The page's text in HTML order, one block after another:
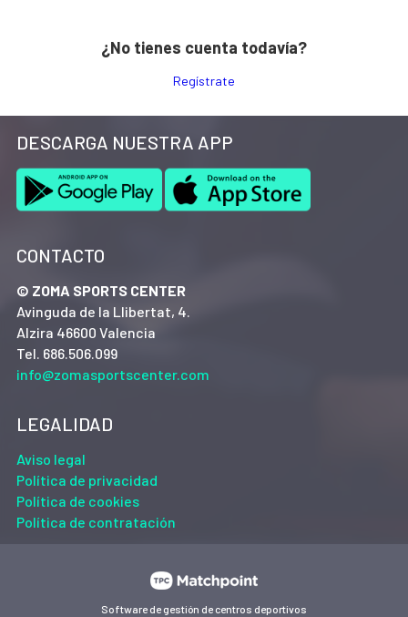
¿No tienes cuenta todavía?
Regístrate
DESCARGA NUESTRA APP
CONTACTO
© ZOMA SPORTS CENTER
Avinguda de la Llibertat, 4.
Alzira 46600 Valencia
Tel. 686.506.099
info@zomasportscenter.com
LEGALIDAD
Aviso legal
Política de privacidad
Política de cookies
Política de contratación
Software de gestión de centros deportivos